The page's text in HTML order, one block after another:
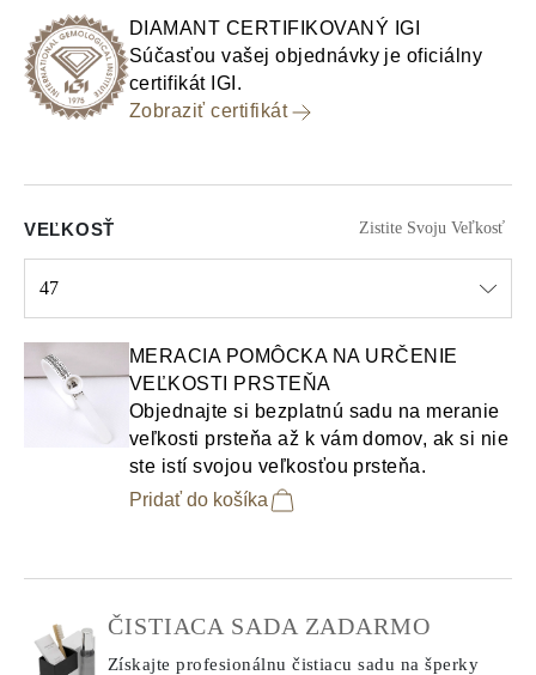
DIAMANT CERTIFIKOVANÝ IGI
Súčasťou vašej objednávky je oficiálny
certifikát IGI.
Zobraziť certifikát
VEĽKOSŤ Zistite Svoju Veľkosť
47
MERACIA POMÔCKA NA URČENIE
VEĽKOSTI PRSTEŇA
Objednajte si bezplatnú sadu na meranie
veľkosti prsteňa až k vám domov, ak si nie
ste istí svojou veľkosťou prsteňa.
Pridať do košíka
ČISTIACA SADA ZADARMO
Získajte profesionálnu čistiacu sadu na šperky